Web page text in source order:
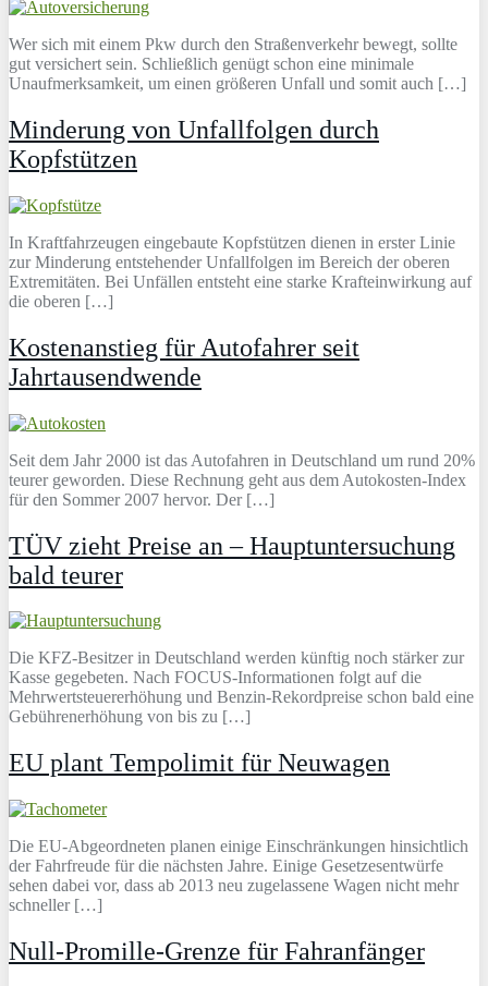
Wer sich mit einem Pkw durch den Straßenverkehr bewegt, sollte
gut versichert sein. Schließlich genügt schon eine minimale
Unaufmerksamkeit, um einen größeren Unfall und somit auch […]
Minderung von Unfallfolgen durch
Kopfstützen
In Kraftfahrzeugen eingebaute Kopfstützen dienen in erster Linie
zur Minderung entstehender Unfallfolgen im Bereich der oberen
Extremitäten. Bei Unfällen entsteht eine starke Krafteinwirkung auf
die oberen […]
Kostenanstieg für Autofahrer seit
Jahrtausendwende
Seit dem Jahr 2000 ist das Autofahren in Deutschland um rund 20%
teurer geworden. Diese Rechnung geht aus dem Autokosten-Index
für den Sommer 2007 hervor. Der […]
TÜV zieht Preise an – Hauptuntersuchung
bald teurer
Die KFZ-Besitzer in Deutschland werden künftig noch stärker zur
Kasse gegebeten. Nach FOCUS-Informationen folgt auf die
Mehrwertsteuererhöhung und Benzin-Rekordpreise schon bald eine
Gebührenerhöhung von bis zu […]
EU plant Tempolimit für Neuwagen
Die EU-Abgeordneten planen einige Einschränkungen hinsichtlich
der Fahrfreude für die nächsten Jahre. Einige Gesetzesentwürfe
sehen dabei vor, dass ab 2013 neu zugelassene Wagen nicht mehr
schneller […]
Null-Promille-Grenze für Fahranfänger